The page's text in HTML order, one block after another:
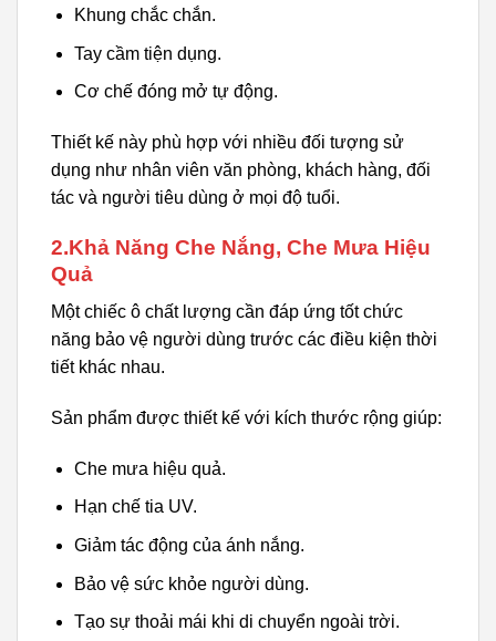
Khung chắc chắn.
Tay cầm tiện dụng.
Cơ chế đóng mở tự động.
Thiết kế này phù hợp với nhiều đối tượng sử
dụng như nhân viên văn phòng, khách hàng, đối
tác và người tiêu dùng ở mọi độ tuổi.
2.Khả Năng Che Nắng, Che Mưa Hiệu
Quả
Một chiếc ô chất lượng cần đáp ứng tốt chức
năng bảo vệ người dùng trước các điều kiện thời
tiết khác nhau.
Sản phẩm được thiết kế với kích thước rộng giúp:
Che mưa hiệu quả.
Hạn chế tia UV.
Giảm tác động của ánh nắng.
Bảo vệ sức khỏe người dùng.
Tạo sự thoải mái khi di chuyển ngoài trời.